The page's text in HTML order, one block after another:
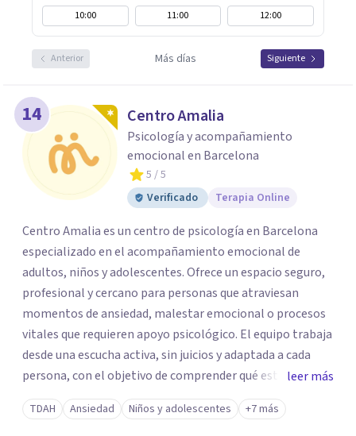
10:00
11:00 12:00
Anterior Más días Siguiente
14 Centro Amalia
Psicología y acompañamiento
emocional en Barcelona
5 / 5
Verificado
Terapia Online
Centro Amalia es un centro de psicología en Barcelona
especializado en el acompañamiento emocional de
adultos, niños y adolescentes. Ofrece un espacio seguro,
profesional y cercano para personas que atraviesan
momentos de ansiedad, malestar emocional o procesos
vitales que requieren apoyo psicológico. El equipo trabaja
desde una escucha activa, sin juicios y adaptada a cada
persona, con el objetivo de comprender qué está
ocurriendo y facilitar herramientas para avanzar con
mayor equilibrio y bienestar. La intervención se realiza en
leer más
TDAH Ansiedad Niños y adolescentes +7 más